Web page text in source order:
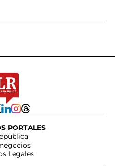
PORTALES
Legales